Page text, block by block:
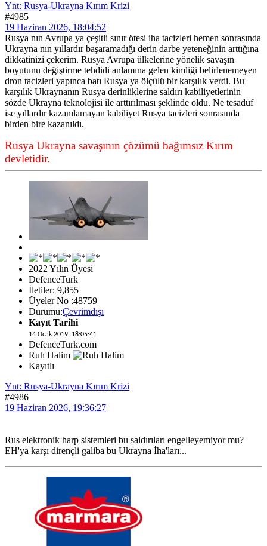
Ynt: Rusya-Ukrayna Kırım Krizi
#4985
19 Haziran 2026, 18:04:52
Rusya nın Avrupa ya çeşitli sınır ötesi iha tacizleri hemen sonrasında
Ukrayna nın yıllardır başaramadığı derin darbe yeteneğinin arttığına
dikkatinizi çekerim. Rusya Avrupa ülkelerine yönelik savaşın
boyutunu değiştirme tehdidi anlamına gelen kimliği belirlenemeyen
dron tacizleri yapınca batı Rusya ya ölçülü bir karşılık verdi. Bu
karşılık Ukraynanın Rusya derinliklerine saldırı kabiliyetlerinin
sözde Ukrayna teknolojisi ile arttırılması şeklinde oldu. Ne tesadüf
ise yıllardır kazanılamayan kabiliyet Rusya tacizleri sonrasında
birden bire kazanıldı.
Rusya Ukrayna savaşının çözümü bağımsız Kırım
devletidir.
2022 Yılın Üyesi
DefenceTurk
İletiler: 9,855
Üyeler No :48759
Durumu:Çevrimdışı
Kayıt Tarihi
14 Ocak 2019, 18:05:41
DefenceTurk.com
Ruh Halim
Kayıtlı
Ynt: Rusya-Ukrayna Kırım Krizi
#4986
19 Haziran 2026, 19:36:27
Rus elektronik harp sistemleri bu saldırıları engelleyemiyor mu?
EH'ya karşı dirençli galiba bu Ukrayna İha'ları...